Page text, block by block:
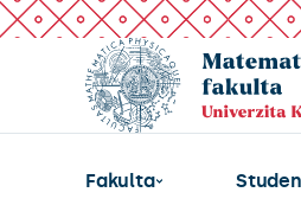
Fakulta